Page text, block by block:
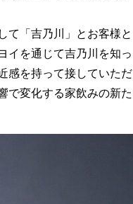
て「吉乃川」とお客様と
イを通じて吉乃川を知っ
感を持って接していただ
で変化する家飲みの新た